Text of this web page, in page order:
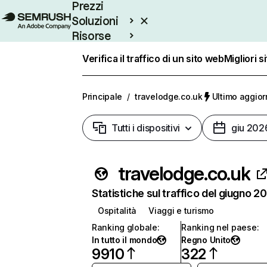
Prezzi
Soluzioni
Risorse
Verifica il traffico di un sito webMigliori
Principale / travelodge.co.uk Ultimo
Tutti i dispositivi giu
travelodge.co.uk
Statistiche sul traffico del giugno
Ospitalità
Viaggi e turismo
Ranking globale:
In tutto il mondo
9910
Ranking nel paese:
Regno Unito
322